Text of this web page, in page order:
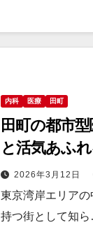
内科 医療 田町
田町の都市
と活気あふ
2026年3月12日
東京湾岸エリア
持つ街として知